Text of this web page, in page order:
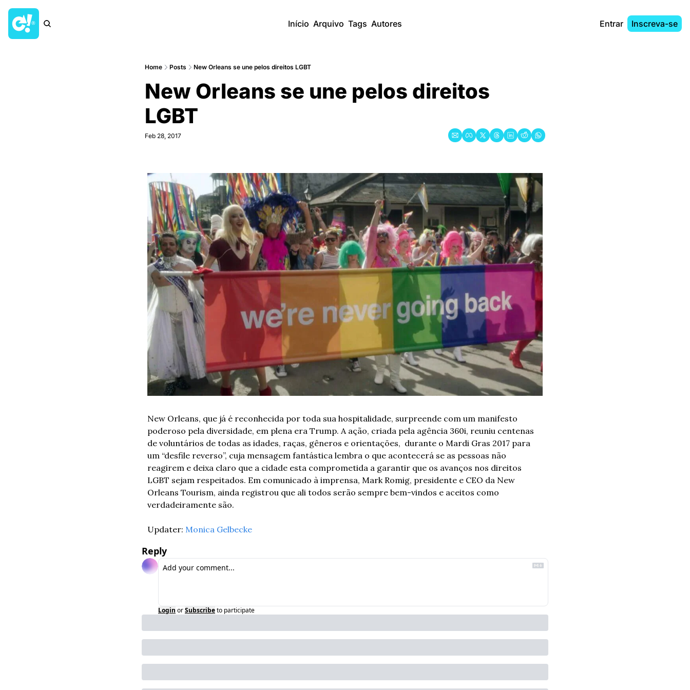
Início Arquivo Tags Autores Entrar Inscreva-se
Home Posts New Orleans se une pelos direitos LGBT
New Orleans se une pelos direitos
LGBT
Feb 28, 2017
New Orleans, que já é reconhecida por toda sua hospitalidade, surpreende com um manifesto
poderoso pela diversidade, em plena era Trump. A ação, criada pela agência 360i, reuniu centenas
de voluntários de todas as idades, raças, gêneros e orientações,  durante o Mardi Gras 2017 para
um “desfile reverso”, cuja mensagem fantástica lembra o que acontecerá se as pessoas não
reagirem e deixa claro que a cidade esta comprometida a garantir que os avanços nos direitos
LGBT sejam respeitados. Em comunicado à imprensa, Mark Romig, presidente e CEO da New
Orleans Tourism, ainda registrou que ali todos serão sempre bem-vindos e aceitos como
verdadeiramente são.
Updater: Monica Gelbecke
Reply
Login orSubscribeto participate